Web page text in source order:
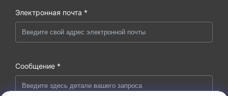
Электронная почта *
Сообщение *